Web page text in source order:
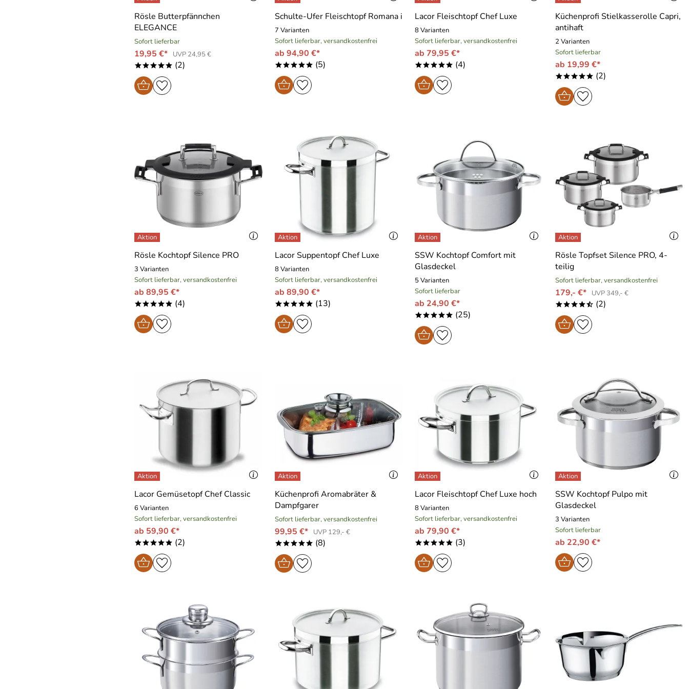
Rösle Butterpfännchen
ELEGANCE
Sofort lieferbar
19,95 €* UVP 24,95 €
***** (2)
Schulte-Ufer Fleischtopf Romana i
7 Varianten
Sofort lieferbar, versandkostenfrei
ab 94,90 €*
***** (5)
Lacor Fleischtopf Chef Luxe
8 Varianten
Sofort lieferbar, versandkostenfrei
ab 79,95 €*
***** (4)
Küchenprofi Stielkasserolle Capri,
antihaft
2 Varianten
Sofort lieferbar
ab 19,99 €*
***** (2)
Rösle Kochtopf Silence PRO
3 Varianten
Sofort lieferbar, versandkostenfrei
ab 89,95 €*
***** (4)
Lacor Suppentopf Chef Luxe
8 Varianten
Sofort lieferbar, versandkostenfrei
ab 89,90 €*
***** (13)
SSW Kochtopf Comfort mit
Glasdeckel
5 Varianten
Sofort lieferbar
ab 24,90 €*
***** (25)
Rösle Topfset Silence PRO, 4-
teilig
Sofort lieferbar, versandkostenfrei
179,- €* UVP 349,- €
****/ (2)
Lacor Gemüsetopf Chef Classic
6 Varianten
Sofort lieferbar, versandkostenfrei
ab 59,90 €*
***** (2)
Küchenprofi Aromabräter &
Dampfgarer
Sofort lieferbar, versandkostenfrei
99,95 €* UVP 129,- €
***** (8)
Lacor Fleischtopf Chef Luxe hoch
8 Varianten
Sofort lieferbar, versandkostenfrei
ab 79,90 €*
***** (3)
SSW Kochtopf Pulpo mit
Glasdeckel
3 Varianten
Sofort lieferbar
ab 22,90 €*